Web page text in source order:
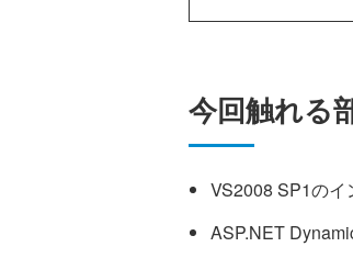
今回触れる
VS2008 SP1のイ
ASP.NET